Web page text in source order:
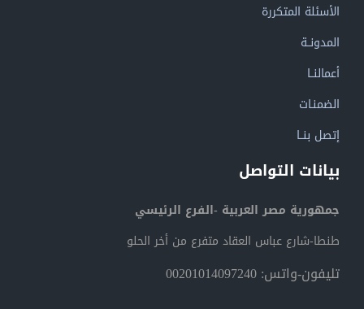
الأسئلة المتكررة
المدونــة
أعمالنــا
الضمنـات
إتصل بنــا
بيانات التواصل
جمهورية مصر العربية -الفرع الرئيسي
طنطا-شارع عباس العقاد متفرع من أخر الحلو
تليفون-واتس: 00201014097240